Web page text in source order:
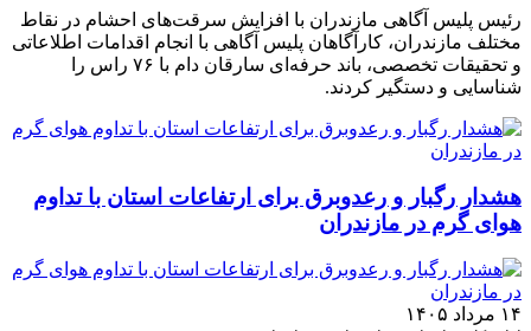
رئیس پلیس آگاهی مازندران با افزایش سرقت‌های احشام در نقاط
مختلف مازندران، کارآگاهان پلیس آگاهی با انجام اقدامات اطلاعاتی
و تحقیقات تخصصی، باند حرفه‌ای سارقان دام با ۷۶ راس را
شناسایی و دستگیر کردند.
هشدار رگبار و رعدوبرق برای ارتفاعات استان با تداوم
هوای گرم در مازندران
۱۴ مرداد ۱۴۰۵